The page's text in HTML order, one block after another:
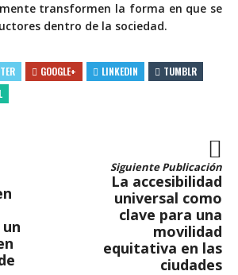
transformen la forma en que se
dentro de la sociedad.
GOOGLE+ LINKEDIN
TUMBLR
Siguiente Publicación
La accesibilidad
universal como
clave para una
movilidad
equitativa en las
ciudades